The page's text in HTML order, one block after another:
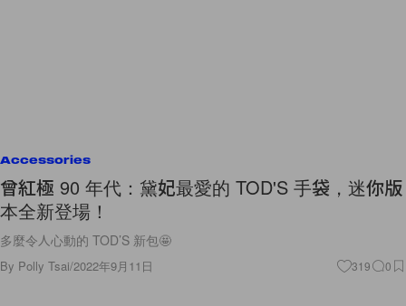
Accessories
曾紅極 90 年代：黛妃最愛的 TOD'S 手袋，迷你版
本全新登場！
多麼令人心動的 TOD’S 新包🤩
By Polly Tsai/2022年9月11日 319 0